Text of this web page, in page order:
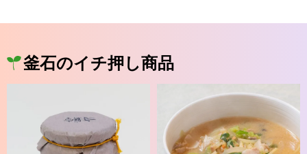
釜石のイチ押し商品